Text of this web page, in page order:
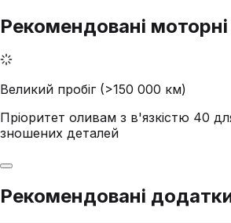
Рекомендовані
Великий пробіг (>150 000 км)
Пріоритет оливам з в'язкістю 40
зношених деталей
Рекомендовані